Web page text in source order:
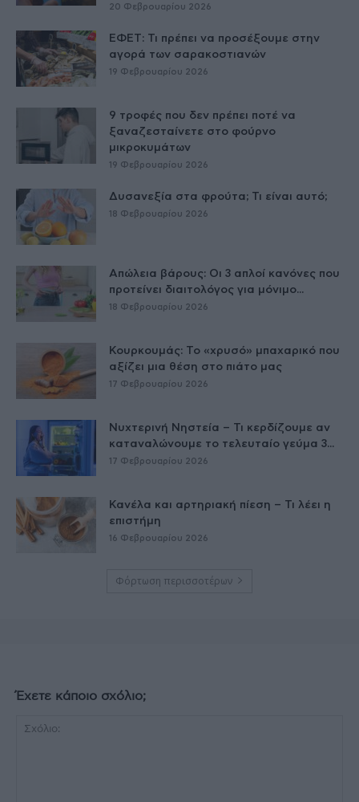
20 Φεβρουαρίου 2026
ΕΦΕΤ: Τι πρέπει να προσέξουμε στην
αγορά των σαρακοστιανών
19 Φεβρουαρίου 2026
9 τροφές που δεν πρέπει ποτέ να
ξαναζεσταίνετε στο φούρνο
μικροκυμάτων
19 Φεβρουαρίου 2026
Δυσανεξία στα φρούτα; Τι είναι αυτό;
18 Φεβρουαρίου 2026
Απώλεια βάρους: Οι 3 απλοί κανόνες που
προτείνει διαιτολόγος για μόνιμο...
18 Φεβρουαρίου 2026
Κουρκουμάς: Το «χρυσό» μπαχαρικό που
αξίζει μια θέση στο πιάτο μας
17 Φεβρουαρίου 2026
Νυχτερινή Νηστεία – Τι κερδίζουμε αν
καταναλώνουμε το τελευταίο γεύμα 3...
17 Φεβρουαρίου 2026
Κανέλα και αρτηριακή πίεση – Τι λέει η
επιστήμη
16 Φεβρουαρίου 2026
Φόρτωση περισσοτέρων
Έχετε κάποιο σχόλιο;